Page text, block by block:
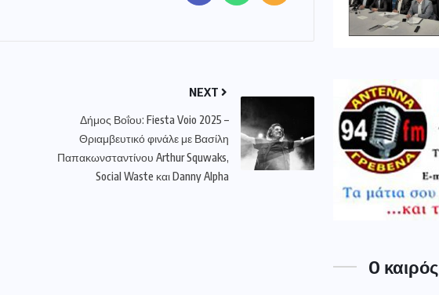
NEXT
Δήμος Βοΐου: Fiesta Voio 2025 –
Θριαμβευτικό φινάλε με Βασίλη
Παπακωνσταντίνου Arthur Squwaks,
Social Waste και Danny Alpha
O καιρός